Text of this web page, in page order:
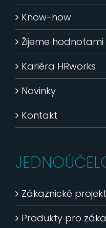
Know-how
Žijeme hodnotami
Kariéra HRworks
Novinky
Kontakt
Zákaznické
Produkty pro